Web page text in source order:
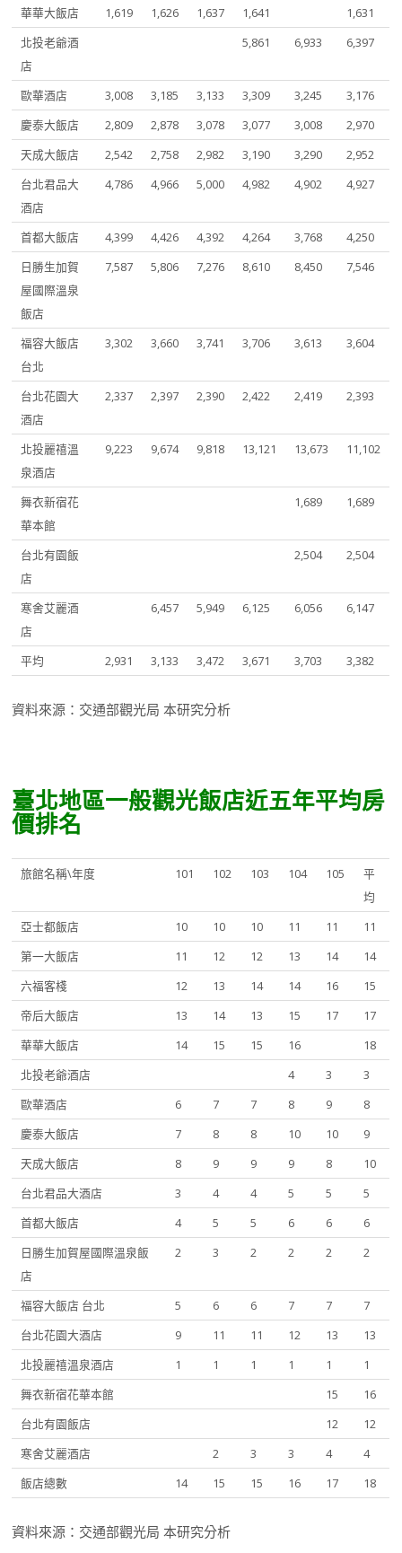
華華大飯店
1,619 1,626 1,637 1,641
1,631
北投老爺酒
店
5,861 6,933 6,397
歐華酒店 3,008 3,185 3,133 3,309 3,245
3,176
慶泰大飯店
2,809 2,878 3,078 3,077 3,008
2,970
天成大飯店
2,542 2,758 2,982 3,190 3,290
2,952
台北君品大
酒店
4,786 4,966 5,000 4,982 4,902 4,927
首都大飯店 4,399 4,426 4,392 4,264 3,768
4,250
日勝生加賀
屋國際溫泉
飯店
7,587 5,806 7,276 8,610 8,450 7,546
福容大飯店
台北
3,302 3,660 3,741 3,706 3,613 3,604
台北花園大
酒店
2,337 2,397 2,390 2,422 2,419 2,393
北投麗禧溫
泉酒店
9,223 9,674 9,818 13,121 13,673 11,102
舞衣新宿花
華本館
1,689 1,689
台北有園飯
店
2,504 2,504
寒舍艾麗酒
店
6,457 5,949 6,125 6,056 6,147
平均 2,931 3,133 3,472 3,671 3,703 3,382
資料來源：交通部觀光局 本研究分析
臺北地區一般觀光飯店近五年平均房
價排名
旅館名稱\年度 101 102 103 104 105
平
均
亞士都飯店
10 10 10 11 11
11
第一大飯店
11 12 12 13 14
14
六福客棧
12 13 14 14 16
15
帝后大飯店
13 14 13 15 17
17
華華大飯店
14 15 15 16
18
北投老爺酒店
4 3
3
歐華酒店
6 7 7 8 9
8
慶泰大飯店
7 8 8 10 10
9
天成大飯店
8 9 9 9 8
10
台北君品大酒店
3 4 4 5 5
5
首都大飯店
4 5 5 6 6
6
日勝生加賀屋國際溫泉飯
店
2 3 2 2 2 2
福容大飯店 台北 5 6 6 7 7
7
台北花園大酒店
9 11 11 12 13
13
北投麗禧溫泉酒店
1 1 1 1 1
1
舞衣新宿花華本館
15
16
台北有園飯店
12
12
寒舍艾麗酒店
2 3 3 4
4
飯店總數
14 15 15 16 17 18
資料來源：交通部觀光局 本研究分析